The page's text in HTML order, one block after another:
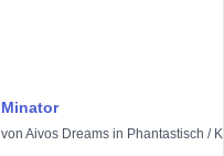
Minator
von Aivos Dreams in Phantastisch /